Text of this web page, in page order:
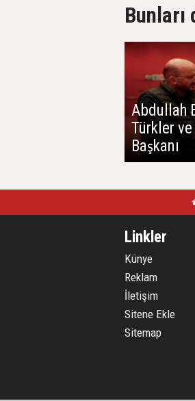
Abdullah
Türkler
Başkanı
Linkler
Künye
Reklam
İletişim
Sitene Ekle
Sitemap